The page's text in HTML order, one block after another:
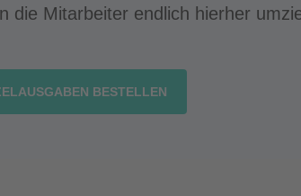
die Mitarbeiter endlich hierher
BESTELLEN